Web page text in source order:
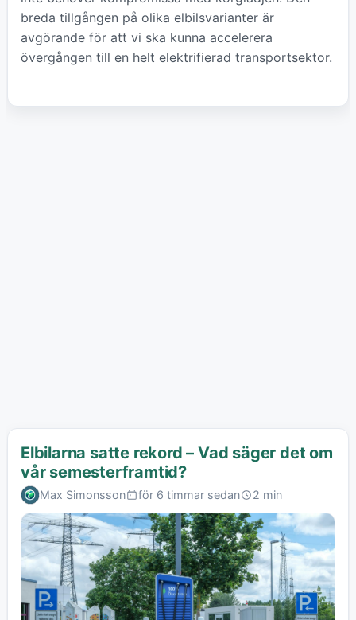
breda tillgången på olika elbilsvarianter är
avgörande för att vi ska kunna accelerera
övergången till en helt elektrifierad transportsektor.
Elbilarna satte rekord – Vad säger det om
vår semesterframtid?
Max Simonsson för 6 timmar sedan 2 min